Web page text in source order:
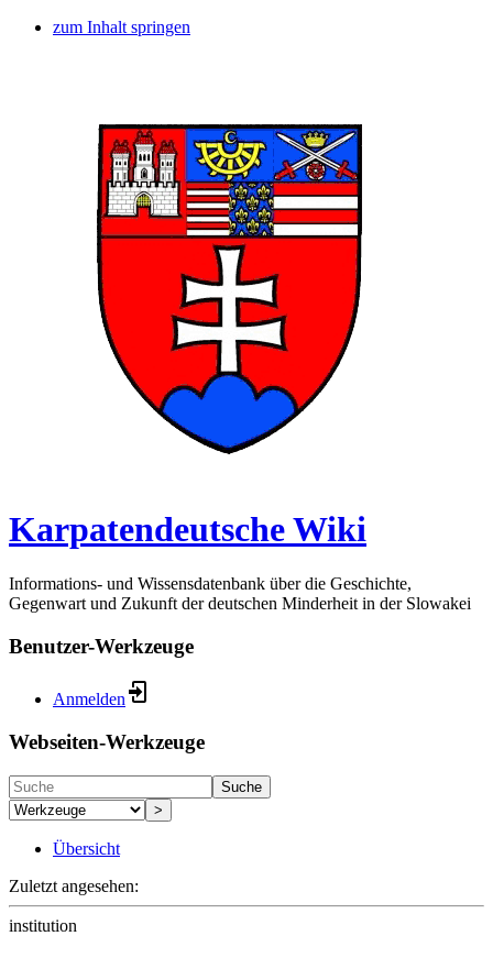
zum Inhalt springen
Karpatendeutsche Wiki
Informations- und Wissensdatenbank über die Geschichte,
Gegenwart und Zukunft der deutschen Minderheit in der Slowakei
Benutzer-Werkzeuge
Anmelden
Webseiten-Werkzeuge
Suche
>
Übersicht
Zuletzt angesehen:
institution